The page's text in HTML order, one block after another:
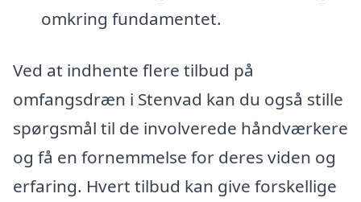
omkring fundamentet.
Ved at indhente flere tilbud på
omfangsdræn i Stenvad kan du også stille
spørgsmål til de involverede håndværkere
og få en fornemmelse for deres viden og
erfaring. Hvert tilbud kan give forskellige